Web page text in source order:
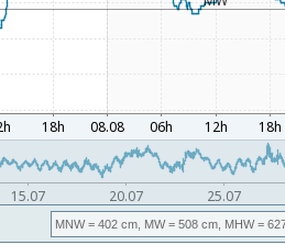
MNW= 402 cm, MW= 508 cm, MHW=